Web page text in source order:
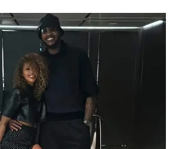
以军士兵把枪口对准中国记者
曝美下令调查弹药库存信息遭泄露事件
银河系根本不是扁平圆盘